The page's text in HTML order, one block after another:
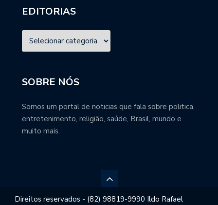
EDITORIAS
SOBRE NÓS
Somos um portal de noticias que fala sobre politica,
entretenimento, religião, saúde, Brasil, mundo e
muito mais.
Direitos reservados - (82) 98819-9990 Ildo Rafael